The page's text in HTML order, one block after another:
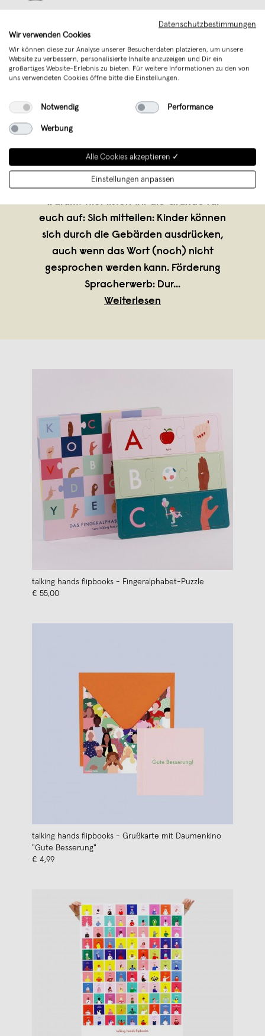
talking hands,Frankfurt
verkauft seit Juni 2021
Wir kreieren Daumenkinos für Gebärden.
Warum? Hier listen wir die Gründe für
euch auf: Sich mitteilen: Kinder können
sich durch die Gebärden ausdrücken,
auch wenn das Wort (noch) nicht
gesprochen werden kann. Förderung
Spracherwerb: Dur...
Weiterlesen
talking hands flipbooks - Fingeralphabet-Puzzle
€ 55,00
talking hands flipbooks - Grußkarte mit Daumenkino
"Gute Besserung"
€ 4,99
Datenschutzbestimmungen
Wir verwenden Cookies
Wir können diese zur Analyse unserer Besucherdaten platzieren, um unsere
Website zu verbessern, personalisierte Inhalte anzuzeigen und Dir ein
großartiges Website-Erlebnis zu bieten. Für weitere Informationen zu den von
uns verwendeten Cookies öffne bitte die Einstellungen.
Notwendig Performance
Werbung
Alle Cookies akzeptieren ✓
Einstellungen anpassen